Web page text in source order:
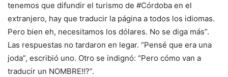
tenemos que difundir el turismo de #Córdoba en el
extranjero, hay que traducir la página a todos los idiomas.
Pero bien eh, necesitamos los dólares. No se diga más”.
Las respuestas no tardaron en legar. “Pensé que era una
joda”, escribió uno. Otro se indignó: “Pero cómo van a
traducir un NOMBRE!!?”.